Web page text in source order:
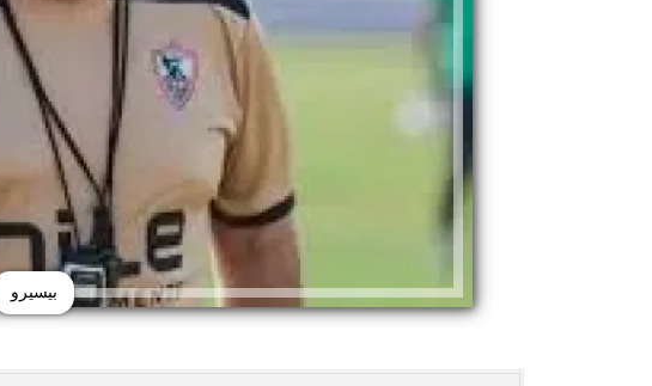
بيسيرو